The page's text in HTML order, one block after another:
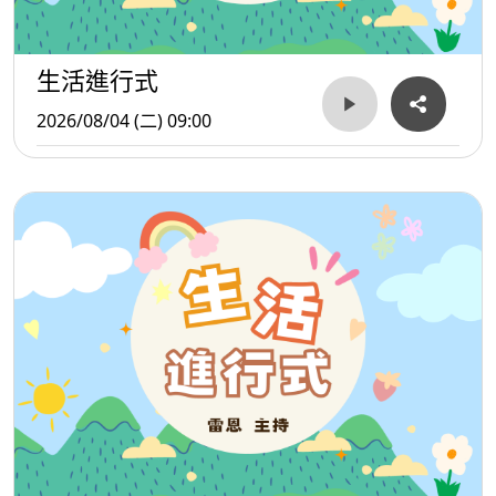
生活進行式
2026/08/04 (二) 09:00